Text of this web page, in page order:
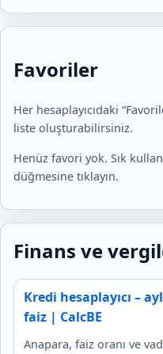
Favoriler
Her hesaplayıcıdaki
liste oluşturabilirsiniz.
Henüz favori yok. Sık
düğmesine tıklayın.
Finans ve
Kredi hesaplayıcı –
faiz | CalcBE
Anapara, faiz oranı ve